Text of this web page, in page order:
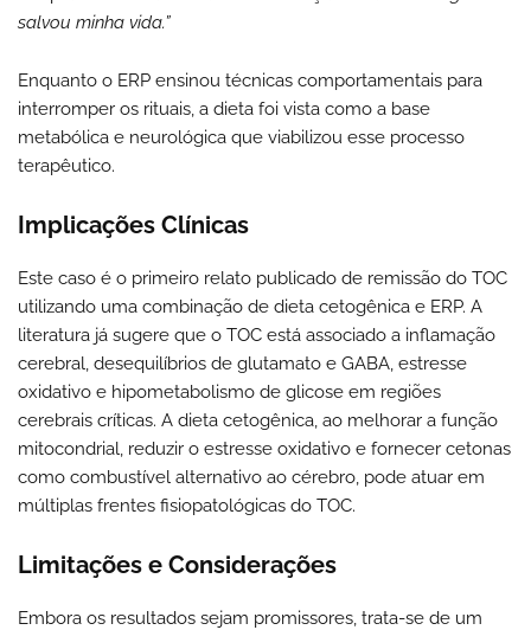
salvou minha vida.”
Enquanto o ERP ensinou técnicas comportamentais para
interromper os rituais, a dieta foi vista como a base
metabólica e neurológica que viabilizou esse processo
terapêutico.
Implicações Clínicas
Este caso é o primeiro relato publicado de remissão do TOC
utilizando uma combinação de dieta cetogênica e ERP. A
literatura já sugere que o TOC está associado a inflamação
cerebral, desequilíbrios de glutamato e GABA, estresse
oxidativo e hipometabolismo de glicose em regiões
cerebrais críticas. A dieta cetogênica, ao melhorar a função
mitocondrial, reduzir o estresse oxidativo e fornecer cetonas
como combustível alternativo ao cérebro, pode atuar em
múltiplas frentes fisiopatológicas do TOC.
Limitações e Considerações
Embora os resultados sejam promissores, trata-se de um